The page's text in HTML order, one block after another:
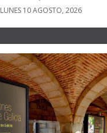
LUNES 10 AGOSTO, 2026